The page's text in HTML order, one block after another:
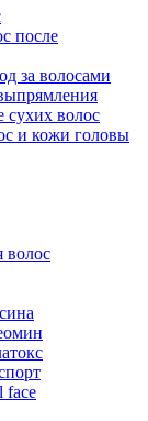
после
за волосами
сухих волос
и кожи головы
волос
face